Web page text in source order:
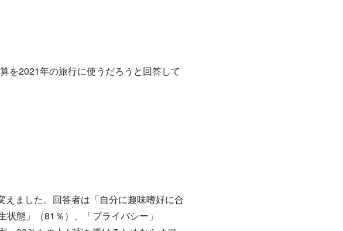
を2021年の旅行に使うだろうと回答して
ました。回答者は「自分に趣味嗜好に合
態」（81％）、「プライバシー」